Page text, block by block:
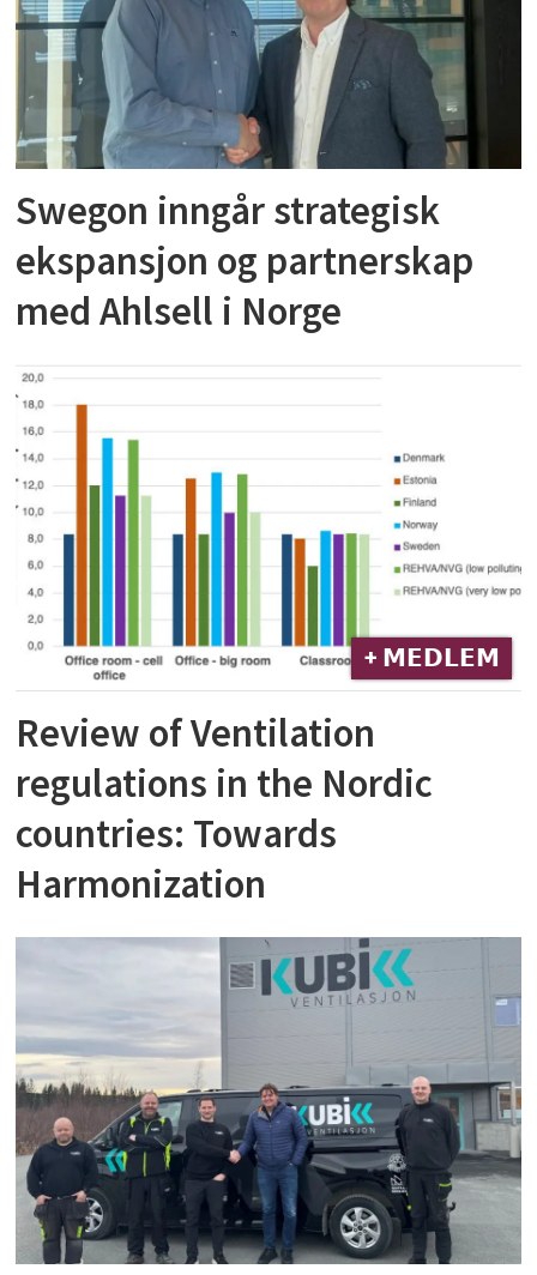
Swegon inngår strategisk
ekspansjon og partnerskap
med Ahlsell i Norge
+ 𝗠𝗘𝗗𝗟𝗘𝗠
Review of Ventilation
regulations in the Nordic
countries: Towards
Harmonization